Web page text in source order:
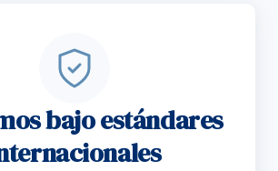
bajo estándares